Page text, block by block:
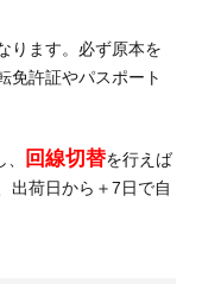
ります。必ず原本を
免許証やパスポート
回線切替を行えば
出荷日から＋7日で自